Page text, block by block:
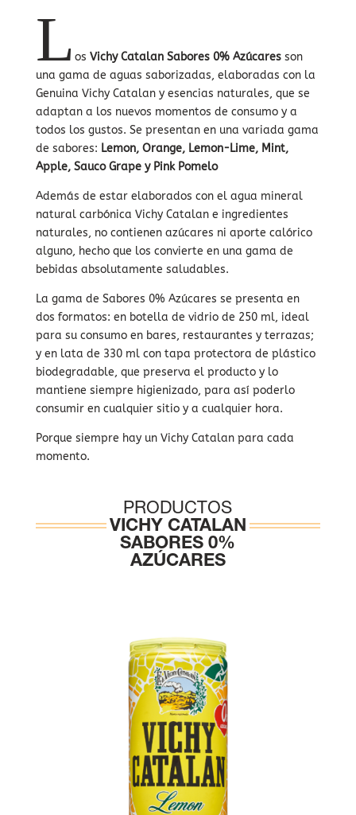
L os Vichy Catalan Sabores 0% Azúcaresson
una gama de aguas saborizadas, elaboradas con la
Genuina Vichy Catalan y esencias naturales, que se
adaptan a los nuevos momentos de consumo y a
todos los gustos. Se presentan en una variada gama
de sabores: Lemon, Orange, Lemon-Lime, Mint,
Apple, Sauco Grape y Pink Pomelo
Además de estar elaborados con el agua mineral
natural carbónica Vichy Catalan e ingredientes
naturales, no contienen azúcares ni aporte calórico
alguno, hecho que los convierte en una gama de
bebidas absolutamente saludables.
La gama de Sabores 0% Azúcares se presenta en
dos formatos: en botella de vidrio de 250 ml, ideal
para su consumo en bares, restaurantes y terrazas;
y en lata de 330 ml con tapa protectora de plástico
biodegradable, que preserva el producto y lo
mantiene siempre higienizado, para así poderlo
consumir en cualquier sitio y a cualquier hora.
Porque siempre hay un Vichy Catalan para cada
momento.
PRODUCTOS
VICHY CATALAN
SABORES 0%
AZÚCARES